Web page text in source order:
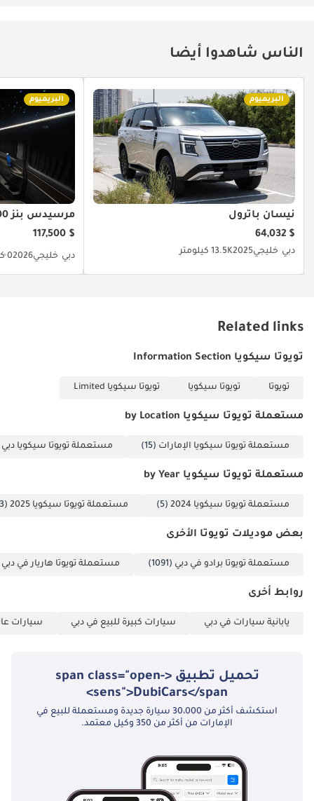
الناس شاهدوا أيضا
البريميوم
نيسان باترول
$ 64,032
دبي خليجي202513.5K كيلومتر
البريميوم
مرسيدس بنز V 300
$ 117,500
دبي خليجي20260 كيلومتر
Related links
تويوتا سيكويا Information Section
تويوتا تويوتا سيكويا تويوتا سيكويا Limited
مستعملة تويوتا سيكويا by Location
مستعملة تويوتا سيكويا الإمارات (15) مستعملة تويوتا سيكويا دبي
مستعملة تويوتا سيكويا by Year
مستعملة تويوتا سيكويا 2024 (5) مستعملة تويوتا سيكويا 2025 (3)
بعض موديلات تويوتا الأخرى
مستعملة تويوتا برادو في دبي (1091) مستعملة تويوتا هاريار في دبي
روابط أخرى
يابانية سيارات في دبي سيارات كبيرة للبيع في دبي سيارات
تحميل تطبيق <span class="open-
sens">DubiCars</span>
استكشف أكثر من 30،000 سيارة جديدة ومستعملة للبيع في
الإمارات من أكثر من 350 وكيل معتمد.